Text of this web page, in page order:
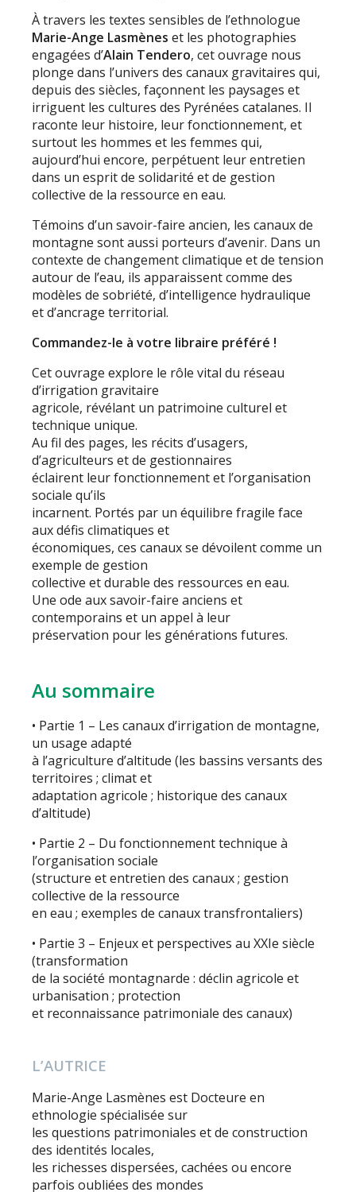
À travers les textes sensibles de l’ethnologue
Marie-Ange Lasmènes et les photographies
engagées d’Alain Tendero, cet ouvrage nous
plonge dans l’univers des canaux gravitaires qui,
depuis des siècles, façonnent les paysages et
irriguent les cultures des Pyrénées catalanes. Il
raconte leur histoire, leur fonctionnement, et
surtout les hommes et les femmes qui,
aujourd’hui encore, perpétuent leur entretien
dans un esprit de solidarité et de gestion
collective de la ressource en eau.
Témoins d’un savoir-faire ancien, les canaux de
montagne sont aussi porteurs d’avenir. Dans un
contexte de changement climatique et de tension
autour de l’eau, ils apparaissent comme des
modèles de sobriété, d’intelligence hydraulique
et d’ancrage territorial.
Commandez-le à votre libraire préféré !
Cet ouvrage explore le rôle vital du réseau
d’irrigation gravitaire
agricole, révélant un patrimoine culturel et
technique unique.
Au fil des pages, les récits d’usagers,
d’agriculteurs et de gestionnaires
éclairent leur fonctionnement et l’organisation
sociale qu’ils
incarnent. Portés par un équilibre fragile face
aux défis climatiques et
économiques, ces canaux se dévoilent comme un
exemple de gestion
collective et durable des ressources en eau.
Une ode aux savoir-faire anciens et
contemporains et un appel à leur
préservation pour les générations futures.
Au sommaire
• Partie 1 – Les canaux d’irrigation de montagne,
un usage adapté
à l’agriculture d’altitude (les bassins versants des
territoires ; climat et
adaptation agricole ; historique des canaux
d’altitude)
• Partie 2 – Du fonctionnement technique à
l’organisation sociale
(structure et entretien des canaux ; gestion
collective de la ressource
en eau ; exemples de canaux transfrontaliers)
• Partie 3 – Enjeux et perspectives au XXIe siècle
(transformation
de la société montagnarde : déclin agricole et
urbanisation ; protection
et reconnaissance patrimoniale des canaux)
L’AUTRICE
Marie-Ange Lasmènes est Docteure en
ethnologie spécialisée sur
les questions patrimoniales et de construction
des identités locales,
les richesses dispersées, cachées ou encore
parfois oubliées des mondes